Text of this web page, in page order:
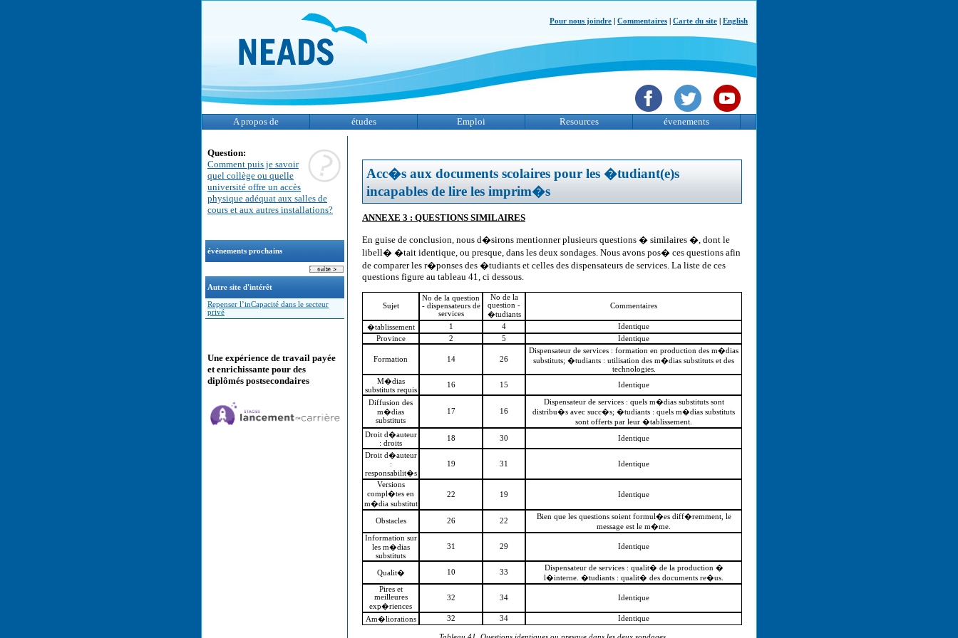
Pour nous joindre Commentaires Carte du site English
A propos de études Emploi Resources évenements
Question:
Comment puis je savoir
quel collège ou quelle
université offre un accès
physique adéquat aux salles de
cours et aux autres installations?
événements prochains
Autre site d'intérêt
Repenser l’inCapacité dans le secteur
privé
Une expérience de travail payée
et enrichissante pour des
diplômés postsecondaires
Acc�s aux documents scolaires pour les �tudiant(e)s
incapables de lire les imprim�s
ANNEXE 3 : QUESTIONS SIMILAIRES
En guise de conclusion, nous d�sirons mentionner plusieurs questions � similaires �, dont le
libell� �tait identique, ou presque, dans les deux sondages. Nous avons pos� ces questions afin
de comparer les r�ponses des �tudiants et celles des dispensateurs de services. La liste de ces
questions figure au tableau 41, ci dessous.
Sujet
No de la question
- dispensateurs de
services
No de la
question -
�tudiants
Commentaires
�tablissement 1 4
Identique
Province
2 5 Identique
Formation 14 26
Dispensateur de services : formation en production des m�dias
substituts; �tudiants : utilisation des m�dias substituts et des
technologies.
M�dias
substituts requis
16 15 Identique
Diffusion des
m�dias
substituts
17 16
Dispensateur de services : quels m�dias substituts sont
distribu�s avec succ�s; �tudiants : quels m�dias substituts
sont offerts par leur �tablissement.
Droit d�auteur
: droits
18 30 Identique
Droit d�auteur
:
responsabilit�s
19 31 Identique
Versions
compl�tes en
m�dia substitut
22 19 Identique
Obstacles 26 22
Bien que les questions soient formul�es diff�remment, le
message est le m�me.
Information sur
les m�dias
substituts
31 29 Identique
Qualit� 10 33
Dispensateur de services : qualit� de la production �
l�interne. �tudiants : qualit� des documents re�us.
Pires et
meilleures
exp�riences
32 34 Identique
Am�liorations 32 34 Identique